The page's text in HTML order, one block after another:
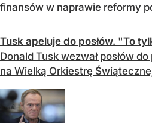
finansów w naprawie reformy
Tusk apeluje do posłów. "To
Donald Tusk wezwał posłów
na Wielką Orkiestrę